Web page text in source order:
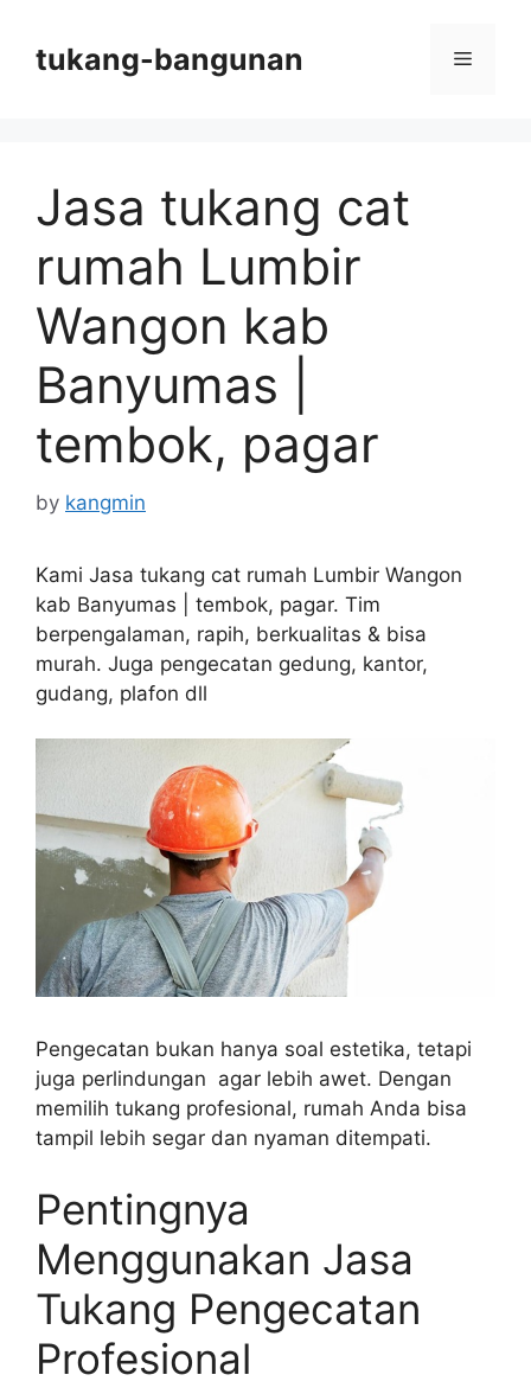
contenttukang-bangunan Menu
Jasa tukang cat
rumah Lumbir
Wangon kab
Banyumas |
tembok, pagar
by kangmin
Kami Jasa tukang cat rumah Lumbir Wangon
kab Banyumas | tembok, pagar. Tim
berpengalaman, rapih, berkualitas & bisa
murah. Juga pengecatan gedung, kantor,
gudang, plafon dll
Pengecatan bukan hanya soal estetika, tetapi
juga perlindungan agar lebih awet. Dengan
memilih tukang profesional, rumah Anda bisa
tampil lebih segar dan nyaman ditempati.
Pentingnya
Menggunakan Jasa
Tukang Pengecatan
Profesional